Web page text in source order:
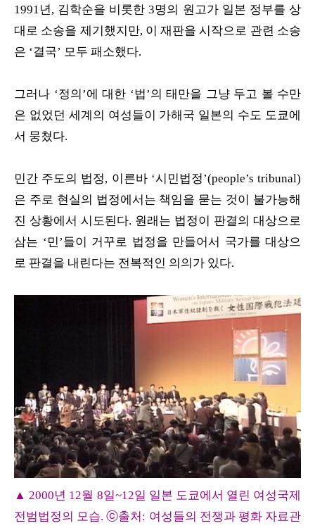
1991년, 김학순을 비롯한 3명의 원고가 일본 정부를 상
대로 소송을 제기했지만, 이 재판을 시작으로 관련 소송
은 ‘결국’ 모두 패소했다.
그러나 ‘정의’에 대한 ‘법’의 태만을 그냥 두고 볼 수만
은 없었던 세계의 여성들이 가해국 일본의 수도 도쿄에
서 뭉쳤다.
민간 주도의 법정, 이른바 ‘시민법정’(people’s tribunal)
은 주로 현실의 법정에서는 책임을 묻는 것이 불가능해
진 상황에서 시도된다. 원래는 법정이 판결의 대상으로
삼는 ‘민’들이 거꾸로 법정을 만들어서 국가를 대상으
로 판결을 내린다는 전복적인 의의가 있다.
▲ 2000년 12월 8일~12일 일본 도쿄에서 열린 여성국제
전범법정의 모습. ⓒ출처: 여성들의 전쟁과 평화 자료관